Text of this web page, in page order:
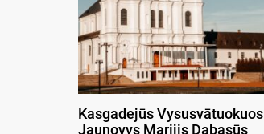
Kasgadejūs Vysusvātuokuos
Jaunovys Marijis Dabasūs